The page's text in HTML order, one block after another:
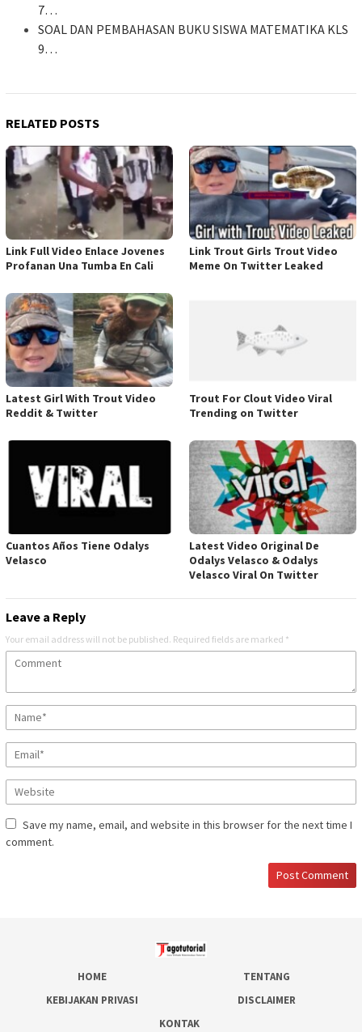
7…
SOAL DAN PEMBAHASAN BUKU SISWA MATEMATIKA KLS
9…
RELATED POSTS
Link Full Video Enlace Jovenes
Profanan Una Tumba En Cali
Link Trout Girls Trout Video
Meme On Twitter Leaked
Latest Girl With Trout Video
Reddit & Twitter
Trout For Clout Video Viral
Trending on Twitter
Cuantos Años Tiene Odalys
Velasco
Latest Video Original De
Odalys Velasco & Odalys
Velasco Viral On Twitter
Leave a Reply
Your email address will not be published. Required fields are marked *
Save my name, email, and website in this browser for the next time I
comment.
HOME
TENTANG
KEBIJAKAN PRIVASI
DISCLAIMER
KONTAK